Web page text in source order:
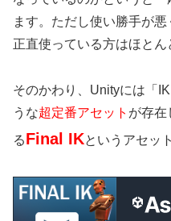
ます。ただし使い勝手が
正直使っている方はほとん
そのかわり、Unityには「
うな超定番アセット が存在
るFinal IKというアセッ